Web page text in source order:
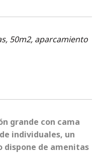
50m2, aparcamiento
grande con cama
individuales, un
dispone de amenitas